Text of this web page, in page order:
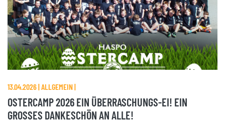
13.04.2026 | ALLGEMEIN |
OSTERCAMP 2026 EIN ÜBERRASCHUNGS-EI! EIN
GROSSES DANKESCHÖN AN ALLE!